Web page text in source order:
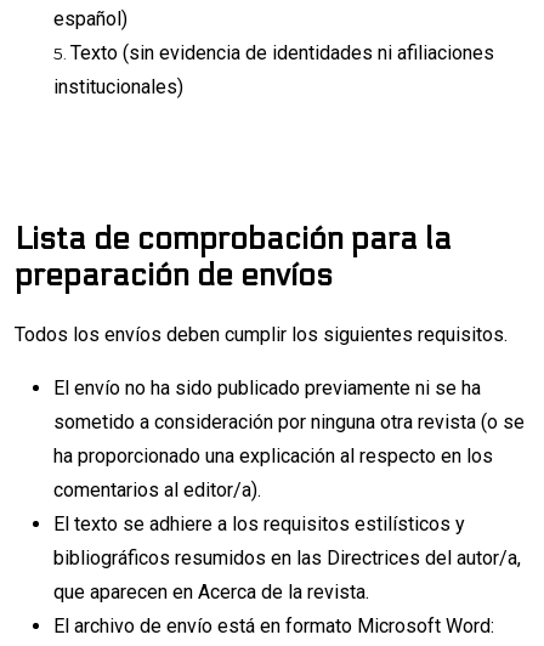
español)
Texto (sin evidencia de identidades ni afiliaciones
institucionales)
Lista de comprobación para la
preparación de envíos
Todos los envíos deben cumplir los siguientes requisitos.
El envío no ha sido publicado previamente ni se ha
sometido a consideración por ninguna otra revista (o se
ha proporcionado una explicación al respecto en los
comentarios al editor/a).
El texto se adhiere a los requisitos estilísticos y
bibliográficos resumidos en las Directrices del autor/a,
que aparecen en Acerca de la revista.
El archivo de envío está en formato Microsoft Word: